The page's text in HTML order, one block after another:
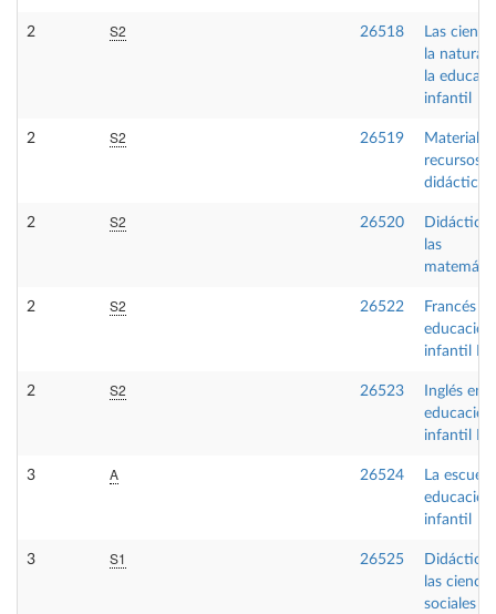
2 S2 26518
Las
la
la
infantil
2 S2 26519
recursos
didácticos
2 S2 26520
Didáctica
las
2 S2 26522
Francés en
educación
infantil II
2 S2 26523
Inglés en
educación
infantil II
3 A 26524
La
educación
infantil
3 S1 26525
Didáctica
las
sociales